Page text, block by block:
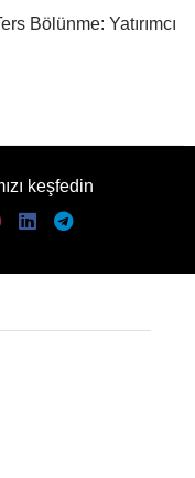
Bölünme: Yatırımcı
keşfedin